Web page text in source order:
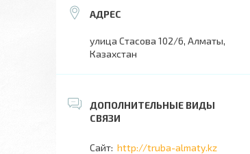
улица Стасова 102/6, Алматы,
Казахстан
http://truba-almaty.kz